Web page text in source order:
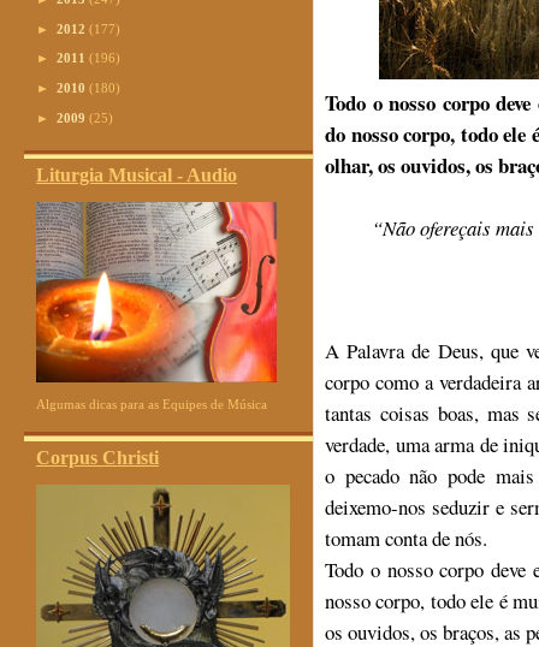
► 2012 (177)
► 2011 (196)
► 2010 (180)
► 2009 (25)
Liturgia Musical - Audio
Algumas dicas para as Equipes de Música
Corpus Christi
Todo o nosso corpo
do nosso corpo, todo ele
olhar, os ouvidos, os
“Não ofereçais
A Palavra de Deus, que
corpo como a verdadeira
tantas coisas boas, mas
verdade, uma arma de
o pecado não pode
deixemo-nos seduzir e
tomam conta de nós.
Todo o nosso corpo deve
nosso corpo, todo ele é
os ouvidos, os braços, as